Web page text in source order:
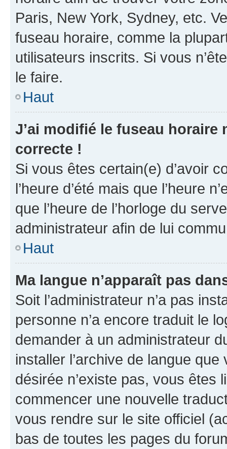
Paris, New York, Sydney, etc.
fuseau horaire, comme la
utilisateurs inscrits. Si vous
le faire.
Haut
J’ai modifié le fuseau horaire
correcte !
Si vous êtes certain(e) d’avoir
l’heure d’été mais que l’heure
que l’heure de l’horloge du
administrateur afin de lui
Haut
Ma langue n’apparaît pas
Soit l’administrateur n’a pas
personne n’a encore traduit le
demander à un administrateur
installer l’archive de langue
désirée n’existe pas, vous êtes
commencer une nouvelle
vous rendre sur le site officiel
bas de toutes les pages du